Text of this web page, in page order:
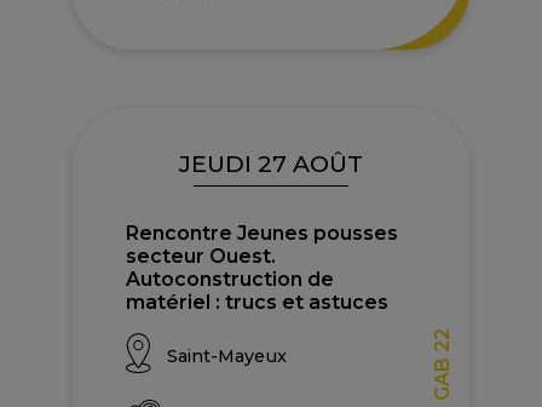
JEUDI 27 AOÛT
Rencontre Jeunes pousses
secteur Ouest.
Autoconstruction de
matériel : trucs et astuces
Saint-Mayeux GAB 22